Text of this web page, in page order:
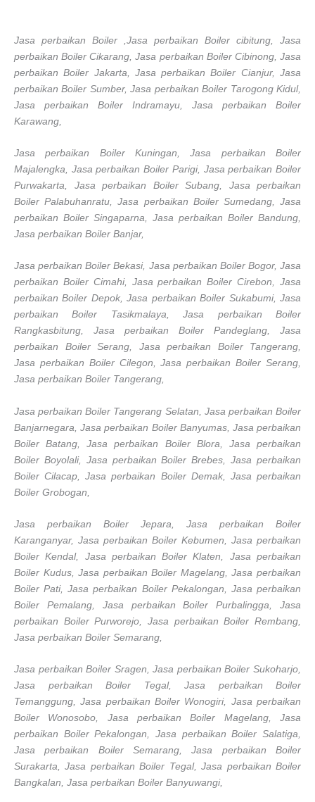
Jasa perbaikan Boiler ,Jasa perbaikan Boiler cibitung, Jasa
perbaikan Boiler Cikarang, Jasa perbaikan Boiler Cibinong, Jasa
perbaikan Boiler Jakarta, Jasa perbaikan Boiler Cianjur, Jasa
perbaikan Boiler Sumber, Jasa perbaikan Boiler Tarogong Kidul,
Jasa perbaikan Boiler Indramayu, Jasa perbaikan Boiler
Karawang,
Jasa perbaikan Boiler Kuningan, Jasa perbaikan Boiler
Majalengka, Jasa perbaikan Boiler Parigi, Jasa perbaikan Boiler
Purwakarta, Jasa perbaikan Boiler Subang, Jasa perbaikan
Boiler Palabuhanratu, Jasa perbaikan Boiler Sumedang, Jasa
perbaikan Boiler Singaparna, Jasa perbaikan Boiler Bandung,
Jasa perbaikan Boiler Banjar,
Jasa perbaikan Boiler Bekasi, Jasa perbaikan Boiler Bogor, Jasa
perbaikan Boiler Cimahi, Jasa perbaikan Boiler Cirebon, Jasa
perbaikan Boiler Depok, Jasa perbaikan Boiler Sukabumi, Jasa
perbaikan Boiler Tasikmalaya, Jasa perbaikan Boiler
Rangkasbitung, Jasa perbaikan Boiler Pandeglang, Jasa
perbaikan Boiler Serang, Jasa perbaikan Boiler Tangerang,
Jasa perbaikan Boiler Cilegon, Jasa perbaikan Boiler Serang,
Jasa perbaikan Boiler Tangerang,
Jasa perbaikan Boiler Tangerang Selatan, Jasa perbaikan Boiler
Banjarnegara, Jasa perbaikan Boiler Banyumas, Jasa perbaikan
Boiler Batang, Jasa perbaikan Boiler Blora, Jasa perbaikan
Boiler Boyolali, Jasa perbaikan Boiler Brebes, Jasa perbaikan
Boiler Cilacap, Jasa perbaikan Boiler Demak, Jasa perbaikan
Boiler Grobogan,
Jasa perbaikan Boiler Jepara, Jasa perbaikan Boiler
Karanganyar, Jasa perbaikan Boiler Kebumen, Jasa perbaikan
Boiler Kendal, Jasa perbaikan Boiler Klaten, Jasa perbaikan
Boiler Kudus, Jasa perbaikan Boiler Magelang, Jasa perbaikan
Boiler Pati, Jasa perbaikan Boiler Pekalongan, Jasa perbaikan
Boiler Pemalang, Jasa perbaikan Boiler Purbalingga, Jasa
perbaikan Boiler Purworejo, Jasa perbaikan Boiler Rembang,
Jasa perbaikan Boiler Semarang,
Jasa perbaikan Boiler Sragen, Jasa perbaikan Boiler Sukoharjo,
Jasa perbaikan Boiler Tegal, Jasa perbaikan Boiler
Temanggung, Jasa perbaikan Boiler Wonogiri, Jasa perbaikan
Boiler Wonosobo, Jasa perbaikan Boiler Magelang, Jasa
perbaikan Boiler Pekalongan, Jasa perbaikan Boiler Salatiga,
Jasa perbaikan Boiler Semarang, Jasa perbaikan Boiler
Surakarta, Jasa perbaikan Boiler Tegal, Jasa perbaikan Boiler
Bangkalan, Jasa perbaikan Boiler Banyuwangi,